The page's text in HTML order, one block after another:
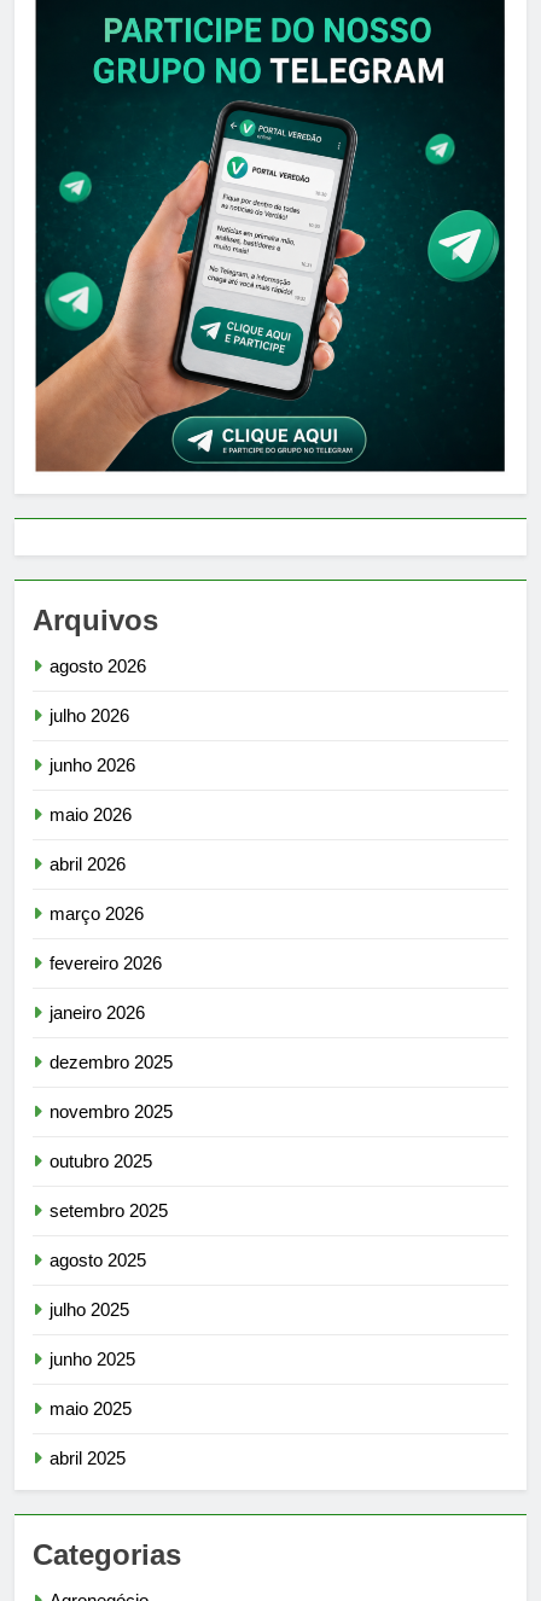
Arquivos
agosto 2026
julho 2026
junho 2026
maio 2026
abril 2026
março 2026
fevereiro 2026
janeiro 2026
dezembro 2025
novembro 2025
outubro 2025
setembro 2025
agosto 2025
julho 2025
junho 2025
maio 2025
abril 2025
Categorias